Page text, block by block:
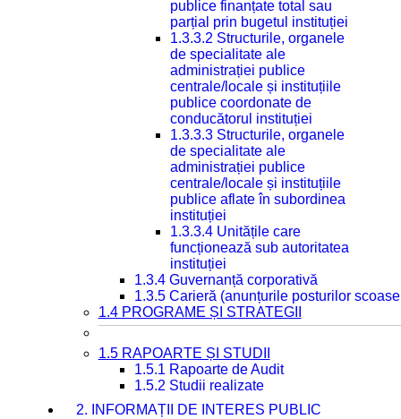
publice finanțate total sau
parțial prin bugetul instituției
1.3.3.2 Structurile, organele
de specialitate ale
administrației publice
centrale/locale și instituțiile
publice coordonate de
conducătorul instituției
1.3.3.3 Structurile, organele
de specialitate ale
administrației publice
centrale/locale și instituțiile
publice aflate în subordinea
instituției
1.3.3.4 Unitățile care
funcționează sub autoritatea
instituției
1.3.4 Guvernanță corporativă
1.3.5 Carieră (anunțurile posturilor
1.4 PROGRAME ȘI STRATEGII
1.5 RAPOARTE ȘI STUDII
1.5.1 Rapoarte de Audit
1.5.2 Studii realizate
2. INFORMAȚII DE INTERES PUBLIC